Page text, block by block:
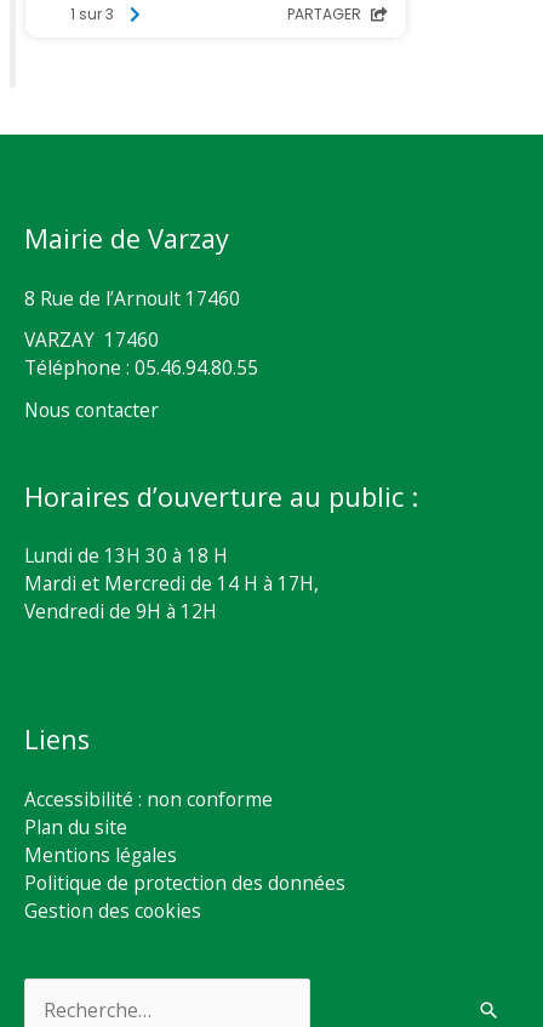
Mairie de Varzay
8 Rue de l’Arnoult 17460
VARZAY 17460
Téléphone : 05.46.94.80.55
Nous contacter
Horaires d’ouverture au public :
Lundi de 13H 30 à 18 H
Mardi et Mercredi de 14 H à 17H,
Vendredi de 9H à 12H
Liens
Accessibilité : non conforme
Plan du site
Mentions légales
Politique de protection des données
Gestion des cookies